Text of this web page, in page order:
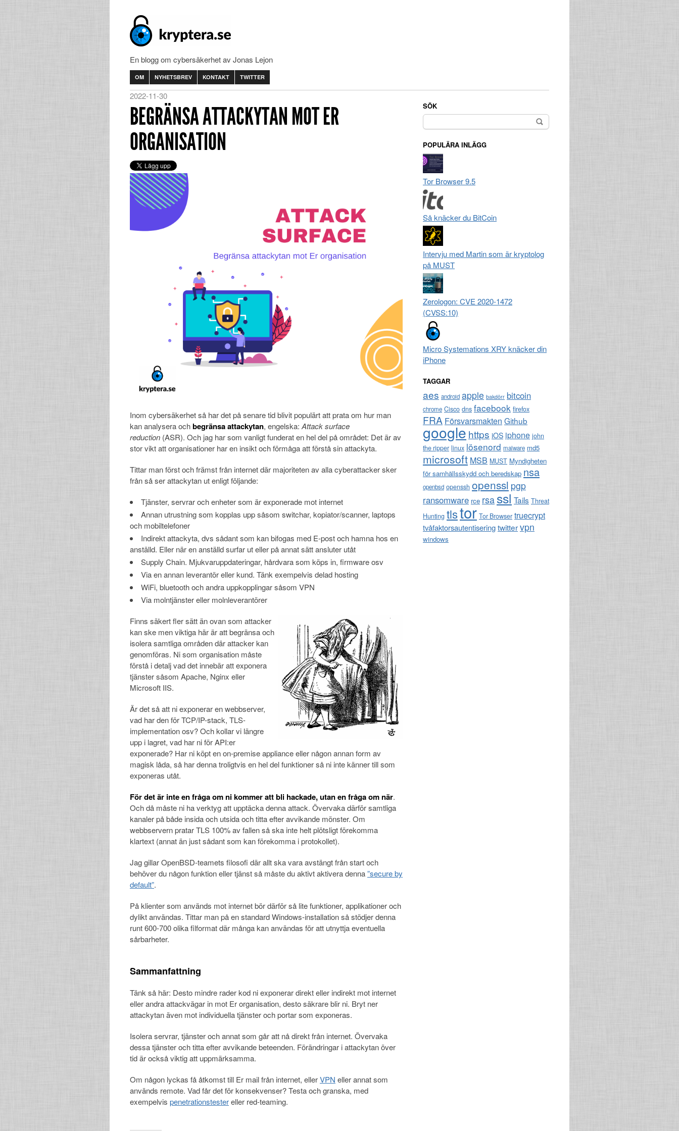
En blogg om cybersäkerhet av Jonas Lejon
OM NYHETSBREV KONTAKT TWITTER
2022-11-30
BEGRÄNSA ATTACKYTAN MOT ER
ORGANISATION
Inom cybersäkerhet så har det på senare tid blivit populärt att prata om hur man
kan analysera ochbegränsa attackytan, engelska: Attack surface
reduction (ASR). Och jag har som vanligt funderat en hel del på området: Det är av
stor vikt att organisationer har en insikt och förmåga att förstå sin attackyta.
Tittar man först och främst från internet där majoriteten av alla cyberattacker sker
från så ser attackytan ut enligt följande:
Tjänster, servrar och enheter som är exponerade mot internet
Annan utrustning som kopplas upp såsom switchar, kopiator/scanner, laptops
och mobiltelefoner
Indirekt attackyta, dvs sådant som kan bifogas med E-post och hamna hos en
anställd. Eller när en anställd surfar ut eller på annat sätt ansluter utåt
Supply Chain. Mjukvaruppdateringar, hårdvara som köps in, firmware osv
Via en annan leverantör eller kund. Tänk exempelvis delad hosting
WiFi, bluetooth och andra uppkopplingar såsom VPN
Via molntjänster eller molnleverantörer
Finns säkert fler sätt än ovan som attacker
kan ske men viktiga här är att begränsa och
isolera samtliga områden där attacker kan
genomföras. Ni som organisation måste
förstå i detalj vad det innebär att exponera
tjänster såsom Apache, Nginx eller
Microsoft IIS.
Är det så att ni exponerar en webbserver,
vad har den för TCP/IP-stack, TLS-
implementation osv? Och kollar vi längre
upp i lagret, vad har ni för API:er
exponerade? Har ni köpt en on-premise appliance eller någon annan form av
magisk låda, så har denna troligtvis en hel del funktioner så ni inte känner till som
exponeras utåt.
För det är inte en fråga om ni kommer att bli hackade, utan en fråga om när.
Och då måste ni ha verktyg att upptäcka denna attack. Övervaka därför samtliga
kanaler på både insida och utsida och titta efter avvikande mönster. Om
webbservern pratar TLS 100% av fallen så ska inte helt plötsligt förekomma
klartext (annat än just sådant som kan förekomma i protokollet).
Jag gillar OpenBSD-teamets filosofi där allt ska vara avstängt från start och
behöver du någon funktion eller tjänst så måste du aktivt aktivera denna”secure by
default”.
På klienter som används mot internet bör därför så lite funktioner, applikationer och
dylikt användas. Tittar man på en standard Windows-installation så stödjer denna
runt 600-700 olika filformat där många kan användas för att utnyttja eventuella
sårbarheter.
Sammanfattning
Tänk så här: Desto mindre rader kod ni exponerar direkt eller indirekt mot internet
eller andra attackvägar in mot Er organisation, desto säkrare blir ni. Bryt ner
attackytan även mot individuella tjänster och portar som exponeras.
Isolera servrar, tjänster och annat som går att nå direkt från internet. Övervaka
dessa tjänster och titta efter avvikande beteenden. Förändringar i attackytan över
tid är också viktig att uppmärksamma.
Om någon lyckas få åtkomst till Er mail från internet, ellerVPN eller annat som
används remote. Vad får det för konsekvenser? Testa och granska, med
exempelvis penetrationstestereller red-teaming.
SÖK
Sök
efter:
POPULÄRA INLÄGG
Tor Browser 9.5
Så knäcker du BitCoin
Intervju med Martin som är kryptolog
på MUST
Zerologon: CVE 2020-1472
(CVSS:10)
Micro Systemations XRY knäcker din
iPhone
TAGGAR
aes android apple bakdörr bitcoin
chrome Cisco dns facebook firefox
FRA Försvarsmakten Github
google https iOS iphone john
the ripper linux lösenord malware md5
microsoft MSB MUST Myndigheten
för samhällsskydd och beredskap nsa
openbsd openssh openssl pgp
ransomware rce rsa ssl Tails Threat
Hunting tlstor Tor Browser truecrypt
tvåfaktorsautentiseringtwittervpn
windows